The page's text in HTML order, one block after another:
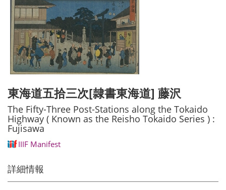
東海道五拾三次[隷書東海道] 藤沢
The Fifty-Three Post-Stations along the Tokaido
Highway ( Known as the Reisho Tokaido Series ) :
Fujisawa
IIIF Manifest
詳細情報